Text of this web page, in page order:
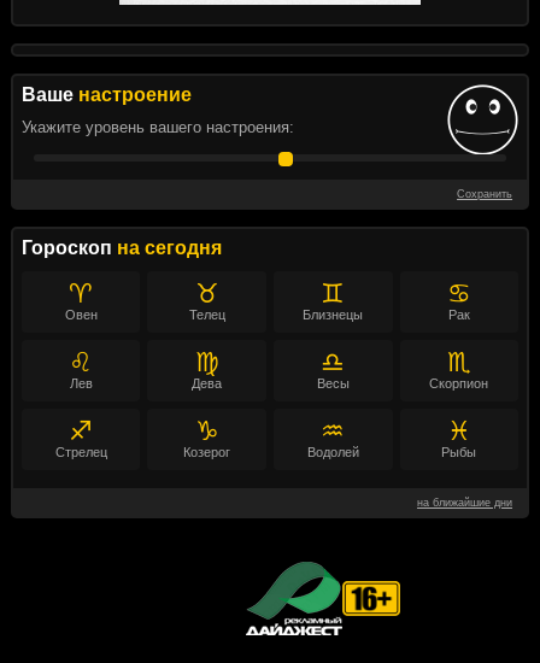
Ваше настроение
Укажите уровень вашего настроения:
Сохранить
Гороскоп на сегодня
♈
Овен
♉
Телец
♊
Близнецы
♋
Рак
♌
Лев
♍
Дева
♎
Весы
♏
Скорпион
♐
Стрелец
♑
Козерог
♒
Водолей
♓
Рыбы
на ближайшие дни